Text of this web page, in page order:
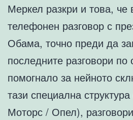
Меркел разкри и това, че
телефонен разговор с
Обама, точно преди да
последните разговори по
помогнало за нейното
тази специална
Моторс / Опел),